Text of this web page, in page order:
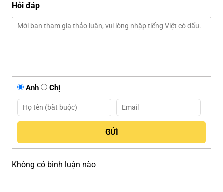
Hỏi đáp
Anh Chị
Không có bình luận nào